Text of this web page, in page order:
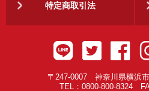
特定商取引法
〒247-0007 神奈川県横浜
TEL：0800-800-8324